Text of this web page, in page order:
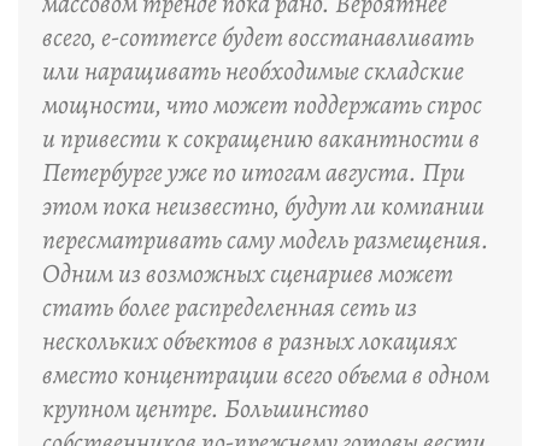
всего, e-commerce будет восстанавливать
или наращивать необходимые складские
мощности, что может поддержать спрос
и привести к сокращению вакантности в
Петербурге уже по итогам августа. При
этом пока неизвестно, будут ли компании
пересматривать саму модель размещения.
Одним из возможных сценариев может
стать более распределенная сеть из
нескольких объектов в разных локациях
вместо концентрации всего объема в одном
крупном центре. Большинство